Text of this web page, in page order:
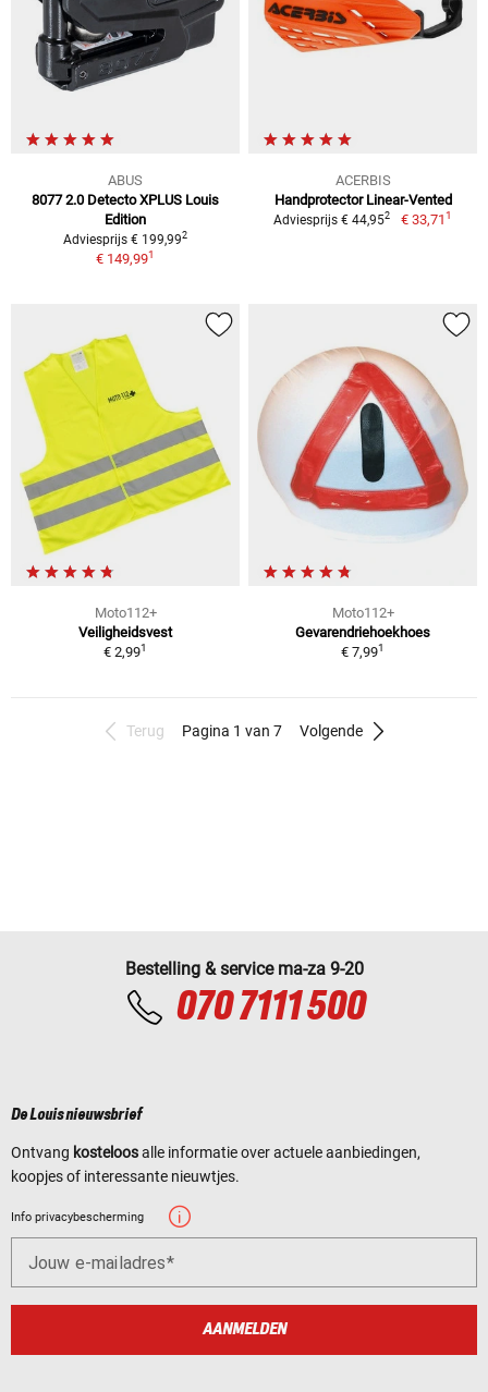
ABUS
8077 2.0 Detecto XPLUS Louis
Edition
Adviesprijs € 199,992
€ 149,991
ACERBIS
Handprotector Linear-Vented
Adviesprijs € 44,952 € 33,711
Moto112+
Veiligheidsvest
€ 2,991
Moto112+
Gevarendriehoekhoes
€ 7,991
Terug Pagina 1 van 7 Volgende
Bestelling & service ma-za 9-20
070 7111 500
De Louis nieuwsbrief
Ontvang kosteloosalle informatie over actuele aanbiedingen,
koopjes of interessante nieuwtjes.
Info privacybescherming
Jouw e-mailadres
AANMELDEN